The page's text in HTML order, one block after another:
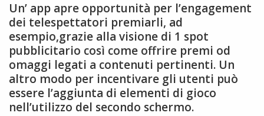
Un’ app apre opportunità per l’engagement
dei telespettatori premiarli, ad
esempio,grazie alla visione di 1 spot
pubblicitario così come offrire premi od
omaggi legati a contenuti pertinenti. Un
altro modo per incentivare gli utenti può
essere l’aggiunta di elementi di gioco
nell’utilizzo del secondo schermo.